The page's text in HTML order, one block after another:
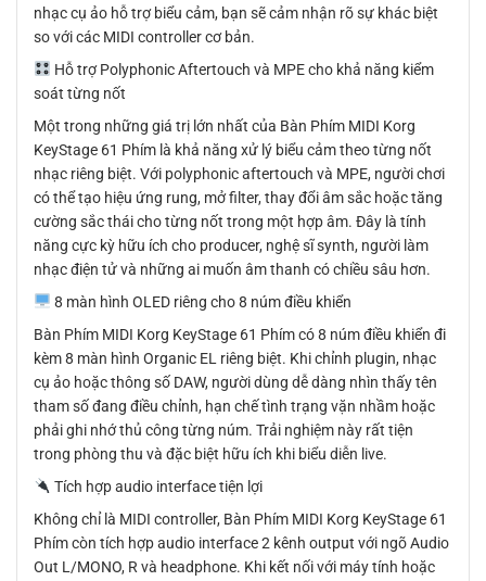
nhạc cụ ảo hỗ trợ biểu cảm, bạn sẽ cảm nhận rõ sự khác biệt
so với các MIDI controller cơ bản.
Hỗ trợ Polyphonic Aftertouch và MPE cho khả năng kiểm
soát từng nốt
Một trong những giá trị lớn nhất của Bàn Phím MIDI Korg
KeyStage 61 Phím là khả năng xử lý biểu cảm theo từng nốt
nhạc riêng biệt. Với polyphonic aftertouch và MPE, người chơi
có thể tạo hiệu ứng rung, mở filter, thay đổi âm sắc hoặc tăng
cường sắc thái cho từng nốt trong một hợp âm. Đây là tính
năng cực kỳ hữu ích cho producer, nghệ sĩ synth, người làm
nhạc điện tử và những ai muốn âm thanh có chiều sâu hơn.
8 màn hình OLED riêng cho 8 núm điều khiển
Bàn Phím MIDI Korg KeyStage 61 Phím có 8 núm điều khiển đi
kèm 8 màn hình Organic EL riêng biệt. Khi chỉnh plugin, nhạc
cụ ảo hoặc thông số DAW, người dùng dễ dàng nhìn thấy tên
tham số đang điều chỉnh, hạn chế tình trạng vặn nhầm hoặc
phải ghi nhớ thủ công từng núm. Trải nghiệm này rất tiện
trong phòng thu và đặc biệt hữu ích khi biểu diễn live.
Tích hợp audio interface tiện lợi
Không chỉ là MIDI controller, Bàn Phím MIDI Korg KeyStage 61
Phím còn tích hợp audio interface 2 kênh output với ngõ Audio
Out L/MONO, R và headphone. Khi kết nối với máy tính hoặc